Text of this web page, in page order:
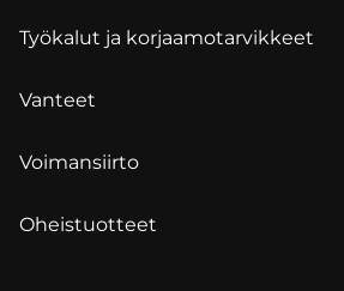
Työkalut ja korjaamotarvikkeet
Vanteet
Voimansiirto
Oheistuotteet